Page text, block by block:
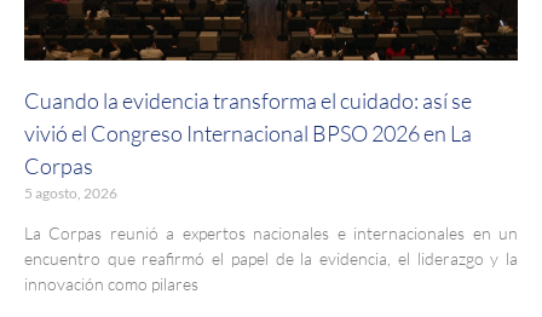
Cuando la evidencia transforma el cuidado: así se
vivió el Congreso Internacional BPSO 2026 en La
Corpas
5 agosto, 2026
La Corpas reunió a expertos nacionales e internacionales en un
encuentro que reafirmó el papel de la evidencia, el liderazgo y la
innovación como pilares